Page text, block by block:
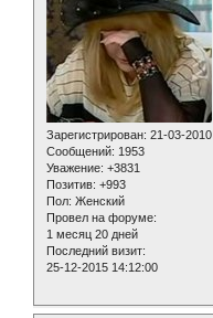
Зарегистрирован: 21-03-2010
Сообщений: 1953
Уважение: +3831
Позитив: +993
Пол: Женский
Провел на форуме:
1 месяц 20 дней
Последний визит:
25-12-2015 14:12:00